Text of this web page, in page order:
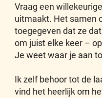
Vraag een
uitmaakt. Het samen
toegegeven dat ze
om juist elke keer –
Je weet waar je aan
Ik zelf behoor tot de
vind het heerlijk om